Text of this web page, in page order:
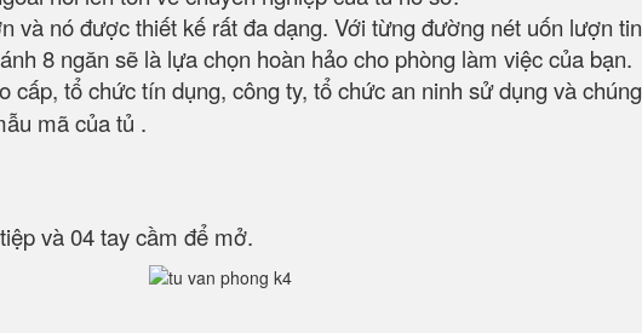
và nó được thiết kế rất đa dạng. Với từng đường nét uốn lượn
8 ngăn sẽ là lựa chọn hoàn hảo cho phòng làm việc của bạn.
cấp, tổ chức tín dụng, công ty, tổ chức an ninh sử dụng và
mã của tủ .
và 04 tay cầm để mở.